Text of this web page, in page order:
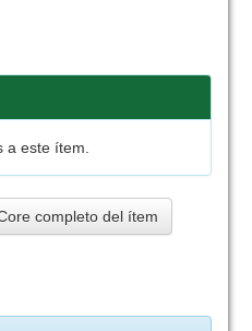
a este ítem.
completo del ítem